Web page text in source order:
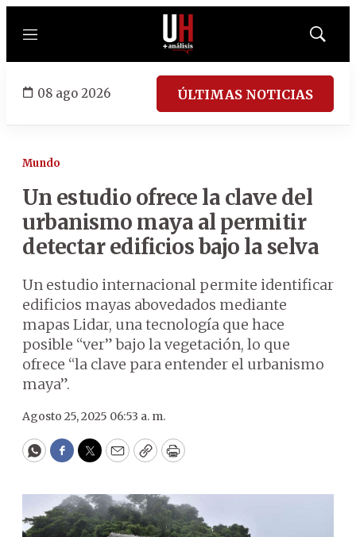
Menú
Mostrar
08 ago 2026 ÚLTIMAS NOTICIAS
Mundo
Un estudio ofrece la clave del
urbanismo maya al permitir
detectar edificios bajo la selva
Un estudio internacional permite identificar
edificios mayas abovedados mediante
mapas Lidar, una tecnología que hace
posible “ver” bajo la vegetación, lo que
ofrece “la clave para entender el urbanismo
maya”.
Agosto 25, 2025 06:53 a. m.
WhatsApp
Facebook
Twitter
EmailCopyPrint